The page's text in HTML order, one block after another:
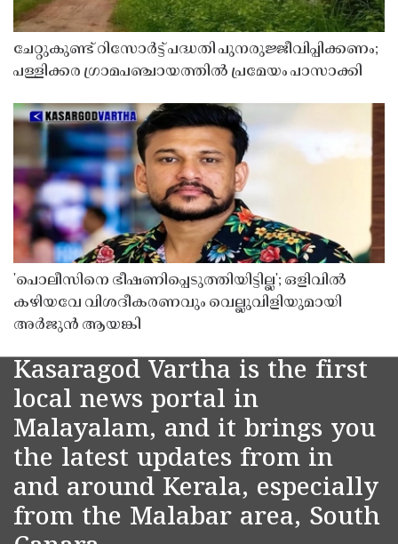
ചേറ്റുകുണ്ട് റിസോർട്ട് പദ്ധതി പുനരുജ്ജീവിപ്പിക്കണം;
പള്ളിക്കര ഗ്രാമപഞ്ചായത്തിൽ പ്രമേയം പാസാക്കി
'പൊലീസിനെ ഭീഷണിപ്പെടുത്തിയിട്ടില്ല'; ഒളിവിൽ
കഴിയവേ വിശദീകരണവും വെല്ലുവിളിയുമായി
അർജുൻ ആയങ്കി
Kasaragod Vartha is the first
local news portal in
Malayalam, and it brings you
the latest updates from in
and around Kerala, especially
from the Malabar area, South